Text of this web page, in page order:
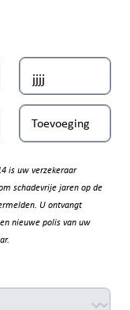
Toevoeging
is uw verzekeraar
schadevrije jaren op de
U ontvangt
nieuwe polis van uw